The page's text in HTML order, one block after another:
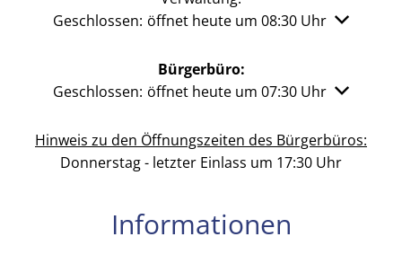
Klicken, um weitere Öffnungs- oder Schließzeiten
Geschlossen: öffnet heute um 08:30 Uhr
Bürgerbüro:
Klicken, um weitere Öffnungs- oder Schließzeiten
Geschlossen: öffnet heute um 07:30 Uhr
Hinweis zu den Öffnungszeiten des Bürgerbüros:
Donnerstag - letzter Einlass um 17:30 Uhr
Informationen